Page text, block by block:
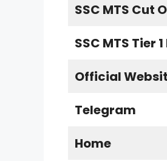
SSC MTS Cut
SSC MTS Tier
Official
Telegram
Home